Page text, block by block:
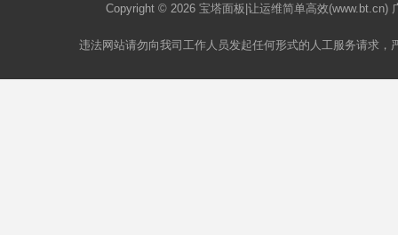
Copyright © 2026 宝塔面板 |让运维简单高效
违法网站请勿向我司工作人员发起任何形式的人工服务请求，